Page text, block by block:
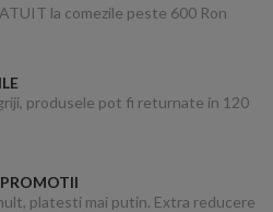
la comezile peste 600 Ron
produsele pot fi returnate in 120
PROMOTII
platesti mai putin. Extra reducere